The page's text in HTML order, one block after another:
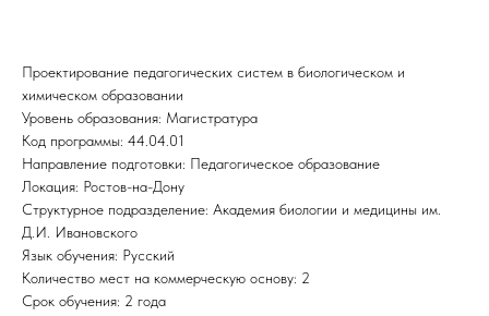
Проектирование педагогических систем в биологическом и
химическом образовании
Уровень образования: Магистратура
Код программы: 44.04.01
Направление подготовки: Педагогическое образование
Локация: Ростов-на-Дону
Структурное подразделение: Академия биологии и медицины им.
Д.И. Ивановского
Язык обучения: Русский
Количество мест на коммерческую основу: 2
Срок обучения: 2 года